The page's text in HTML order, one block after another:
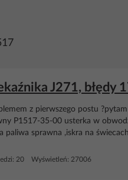
J271, błędy
z pierwszego postu
P1517-35-00 usterka w
sprawna ,iskra na
20 Wyświetleń: 27006